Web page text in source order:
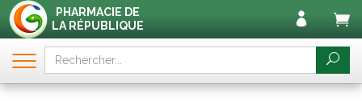
PHARMACIE DE
LA RÉPUBLIQUE